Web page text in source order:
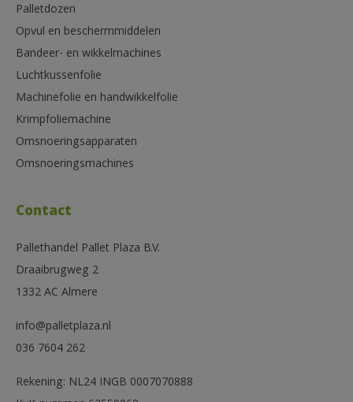
Palletdozen
Opvul en beschermmiddelen
Bandeer- en wikkelmachines
Luchtkussenfolie
Machinefolie en handwikkelfolie
Krimpfoliemachine
Omsnoeringsapparaten
Omsnoeringsmachines
Contact
Pallethandel Pallet Plaza B.V.
Draaibrugweg 2
1332 AC Almere
info@palletplaza.nl
036 7604 262
Rekening: NL24 INGB 0007070888